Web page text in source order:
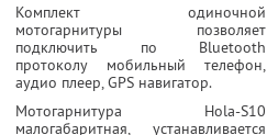
Комплект одиночной
мотогарнитуры позволяет
подключить по Bluetooth
протоколу мобильный телефон,
аудио плеер, GPS навигатор.
Мотогарнитура Hola-S10
малогабаритная, устанавливается